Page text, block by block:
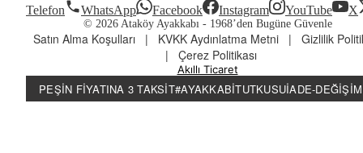
Telefon WhatsApp Facebook Instagram YouTube X
© 2026 Ataköy Ayakkabı - 1968’den Bugüne Güvenle
Satın Alma Koşulları | KVKK Aydınlatma Metni |
Gizlilik
|
Çerez Politikası
Akıllı Ticaret
PEŞIN FIYATINA 3 TAKSIT#AYAKKABITUTKUSUİADE-DEĞIŞIM